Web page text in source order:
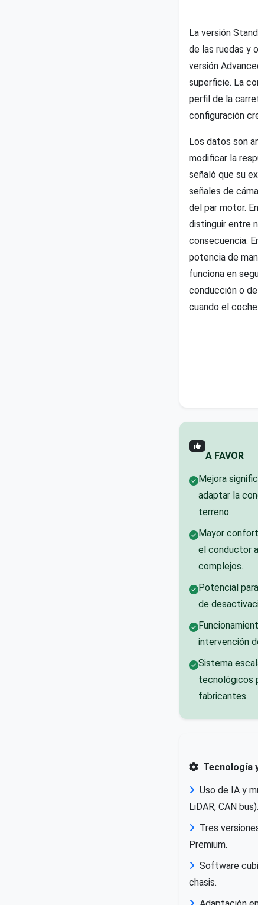
La versión
de las ruedas y
versión
superficie. La
perfil de la
configuración
Los datos son
modificar la
señaló que su
señales de
del par motor.
distinguir entre
consecuencia.
potencia de
funciona en
conducción o
cuando el
A FAVOR
Mejora
adaptar la
terreno.
Mayor
el conductor
complejos.
Potencial
de
intervención
Sistema
tecnológicos
fabricantes.
Tecnología
Uso de IA y
LiDAR, CAN bus).
Tres
Premium.
Software
chasis.